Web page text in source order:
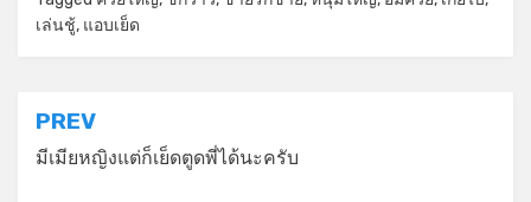
เล่นชู้, แอบเย็ด
แนะแนว
เรื่อง
PREV
มีเมียหญิงแต่ก็เย็ดตูดพี่ได้นะครับ